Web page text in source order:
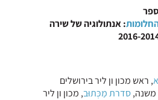
: אנתולוגיה של שירה
, ראש מכון ון ליר בירושלים
משנה,סדרת מַכְּתוּּב, מכון ון ליר